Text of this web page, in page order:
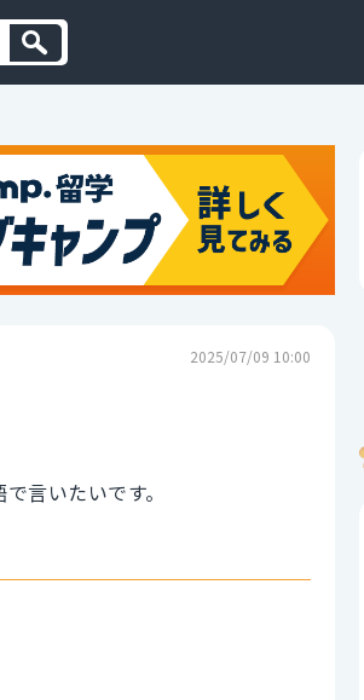
2025/07/09 10:00
言いたいです。